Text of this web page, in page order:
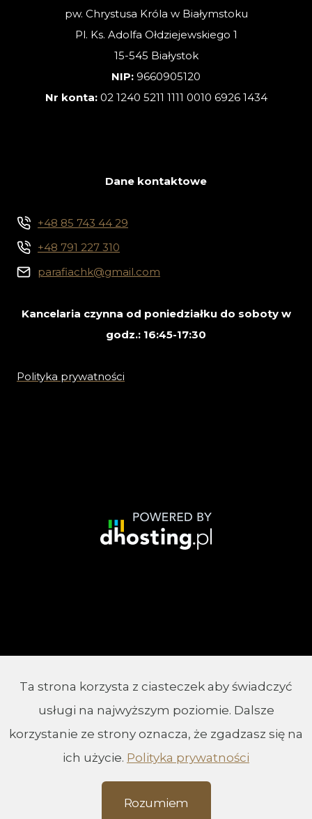
pw. Chrystusa Króla w Białymstoku
Pl. Ks. Adolfa Ołdziejewskiego 1
15-545 Białystok
NIP: 9660905120
Nr konta: 02 1240 5211 1111 0010 6926 1434
Dane kontaktowe
+48 85 743 44 29
+48 791 227 310
parafiachk@gmail.com
Kancelaria czynna od poniedziałku do soboty w
godz.: 16:45-17:30
Polityka prywatności
Ta strona korzysta z ciasteczek aby świadczyć
usługi na najwyższym poziomie. Dalsze
korzystanie ze strony oznacza, że zgadzasz się na
ich użycie. Polityka prywatności
Rozumiem